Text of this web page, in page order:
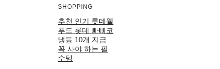
SHOPPING
추천 인기 롯데웰
푸드 롯데 빠삐코
냉동 10개 지금
꼭 사야 하는 필
수템